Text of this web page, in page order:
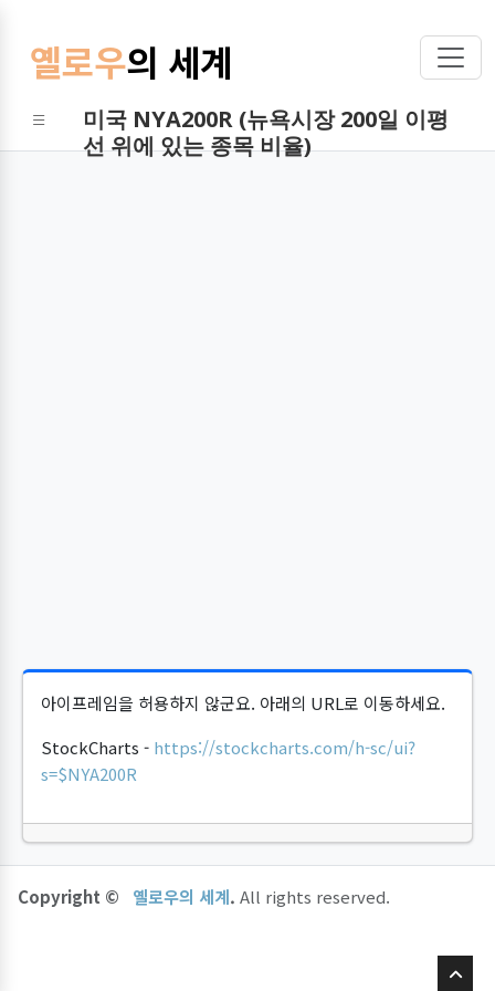
옐로우의 세계
미국 NYA200R (뉴욕시장 200일 이평
선 위에 있는 종목 비율)
아이프레임을 허용하지 않군요. 아래의 URL로 이동하세요.
StockCharts - https://stockcharts.com/h-sc/ui?
s=$NYA200R
Copyright © 옐로우의 세계. All rights reserved.